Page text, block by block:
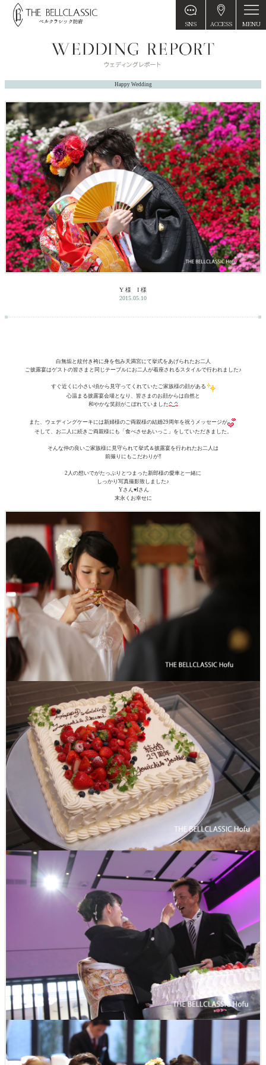
SNS ACCESS MENU
Happy Wedding
Y 様 I 様
2015.05.10
白無垢と紋付き袴に身を包み天満宮にて挙式をあげられたお二人
ご披露宴はゲストの皆さまと同じテーブルにお二人が着座されるスタイルで行われました♪
すぐ近くに小さい頃から見守ってくれていたご家族様の顔がある
心温まる披露宴会場となり、皆さまのお顔からは自然と
和やかな笑顔がこぼれていました
また、ウェディングケーキには新婦様のご両親様の結婚29周年を祝うメッセージが
そして、お二人に続きご両親様にも「食べさせあいっこ」をしていただきました。
そんな仲の良いご家族様に見守られて挙式＆披露宴を行われたお二人は
前撮りにもこだわりが‼
2人の想いでがたっぷりとつまった新郎様の愛車と一緒に
しっかり写真撮影致しました♪
Yさん♥Iさん
末永くお幸せに